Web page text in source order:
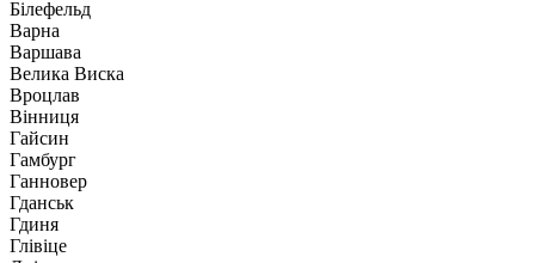
Білефельд
Варна
Варшава
Велика Виска
Вроцлав
Вінниця
Гайсин
Гамбург
Ганновер
Гданськ
Гдиня
Глівіце